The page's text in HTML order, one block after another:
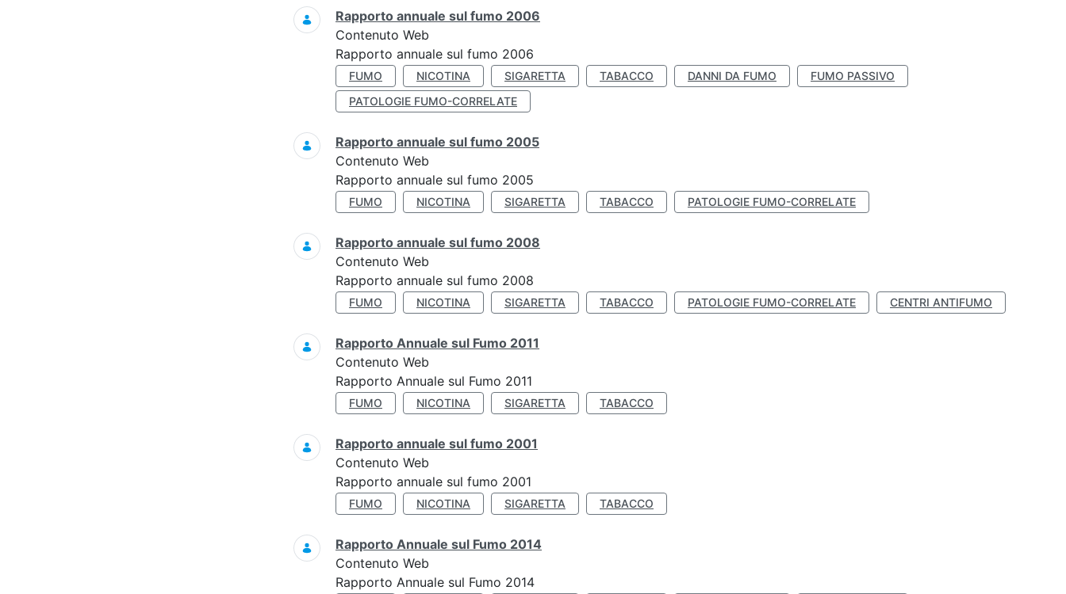
Rapporto annuale sul fumo 2006
Contenuto Web
Rapporto annuale sul fumo 2006
FUMO NICOTINA SIGARETTA TABACCO DANNI DA FUMO
FUMO PASSIVO
PATOLOGIE FUMO-CORRELATE
Rapporto annuale sul fumo 2005
Contenuto Web
Rapporto annuale sul fumo 2005
FUMO NICOTINA SIGARETTA TABACCO PATOLOGIE FUMO-CORRELATE
Rapporto annuale sul fumo 2008
Contenuto Web
Rapporto annuale sul fumo 2008
FUMO NICOTINA SIGARETTA TABACCO PATOLOGIE FUMO-CORRELATE CENTRI ANTIFUMO
Rapporto Annuale sul Fumo 2011
Contenuto Web
Rapporto Annuale sul Fumo 2011
FUMO NICOTINA SIGARETTA TABACCO
Rapporto annuale sul fumo 2001
Contenuto Web
Rapporto annuale sul fumo 2001
FUMO NICOTINA SIGARETTA TABACCO
Rapporto Annuale sul Fumo 2014
Contenuto Web
Rapporto Annuale sul Fumo 2014